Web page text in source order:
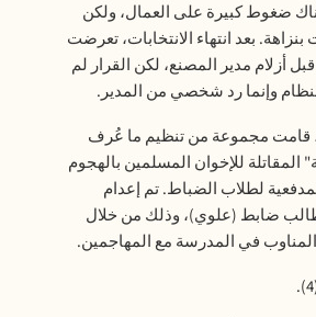
ضغوط كبيرة على العمال، ولكن
بنزاهة. بعد انتهاء الانتخابات، تعرضت
أزلام مدير المصنع، لكن القرار لم
وإنما رد شخصي من المدير.
المقاتلة للإخوان المسلمين بالهجوم
لطلاب الضباط. تم إعدام
ضابط (علوي)، وذلك من خلال
في المدرسة مع المهاجمين.